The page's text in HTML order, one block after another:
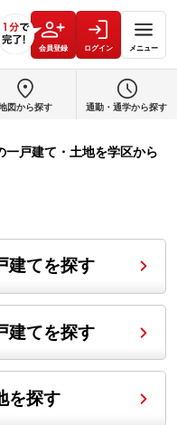
会員登録 ログイン メニュー
図から探す 通勤・通学から探す
一戸建て・土地を学区から
建てを探す
建てを探す
を探す